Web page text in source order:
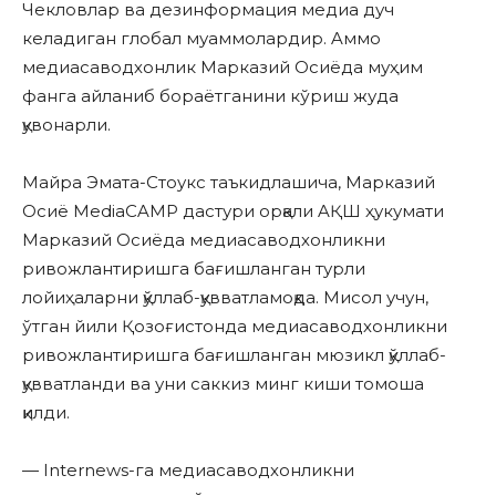
Чекловлар ва дезинформация медиа дуч
келадиган глобал муаммолардир. Aммо
медиасаводхонлик Марказий Осиёда муҳим
фанга айланиб бораётганини кўриш жуда
қувонарли.
Майра Эмата-Стоукс таъкидлашича, Марказий
Осиё MediaCAMP дастури орқали AҚШ ҳукумати
Марказий Осиёда медиасаводхонликни
ривожлантиришга бағишланган турли
лойиҳаларни қўллаб-қувватламоқда. Мисол учун,
ўтган йили Қозоғистонда медиасаводхонликни
ривожлантиришга бағишланган мюзикл қўллаб-
қувватланди ва уни саккиз минг киши томоша
қилди.
— Internews-га медиасаводхонликни